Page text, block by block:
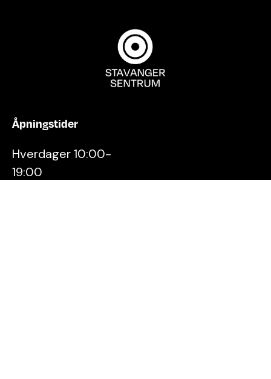
Åpningstider
Hverdager 10:00-
19:00